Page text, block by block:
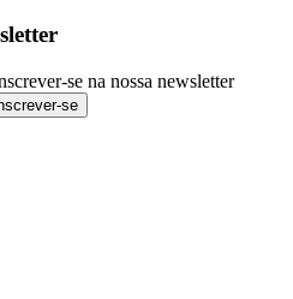
se na nossa newsletter
se